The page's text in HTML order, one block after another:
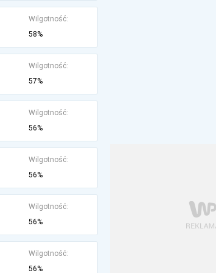
Wilgotność:
58%
Wilgotność:
57%
Wilgotność:
56%
Wilgotność:
56%
Wilgotność:
56%
Wilgotność:
56%